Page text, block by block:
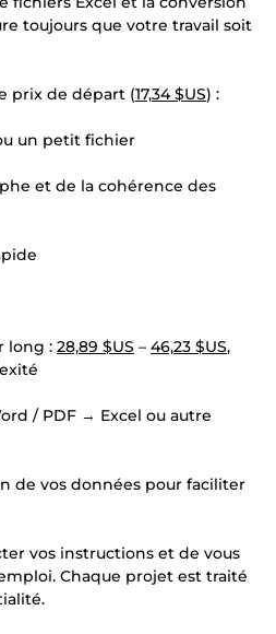
toujours que votre travail soit
prix de départ (17,34 $US) :
un petit fichier
et de la cohérence des
long : 28,89 $US – 46,23 $US,
/ PDF → Excel ou autre
de vos données pour faciliter
vos instructions et de vous
Chaque projet est traité